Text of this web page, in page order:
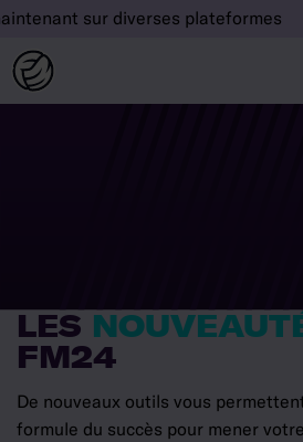
sur diverses plateformes
LES
FM24
De nouveaux outils vous
formule du succès pour mener